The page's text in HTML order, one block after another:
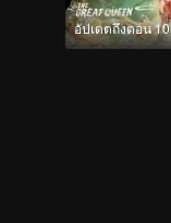
อัปเดตถึงตอน 10